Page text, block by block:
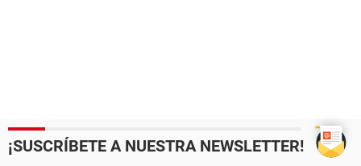
¡SUSCRÍBETE A NUESTRA NEWSLETTER!